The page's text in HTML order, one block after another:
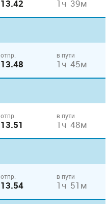
13.42 1ч 39м
отпр.
13.48
в пути
1ч 45м
отпр.
13.51
в пути
1ч 48м
отпр.
13.54
в пути
1ч 51м